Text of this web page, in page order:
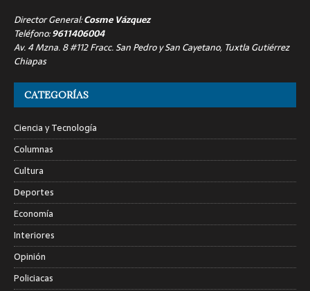
Director General:Cosme Vázquez
Teléfono:9611406004
Av. 4 Mzna. 8 #112 Fracc. San Pedro y San Cayetano, Tuxtla Gutiérrez
Chiapas
CATEGORÍAS
Ciencia y Tecnología
Columnas
Cultura
Deportes
Economía
Interiores
Opinión
Policiacas